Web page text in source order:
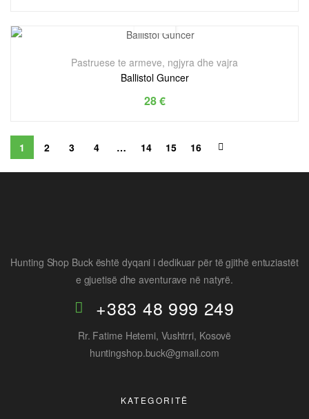
Pastruese te armeve, ngjyra dhe vajra
Ballistol Guncer
28€
1 2 3 4 … 14 15 16
Hunting Shop Buck është dyqani i dedikuar për të gjithë entuziastët
e gjuetisë dhe aventurave në natyrë.
+383 48 999 249
Rr. Fatime Hetemi, Vushtrri, Kosovë
huntingshop.buck@gmail.com
KATEGORITË